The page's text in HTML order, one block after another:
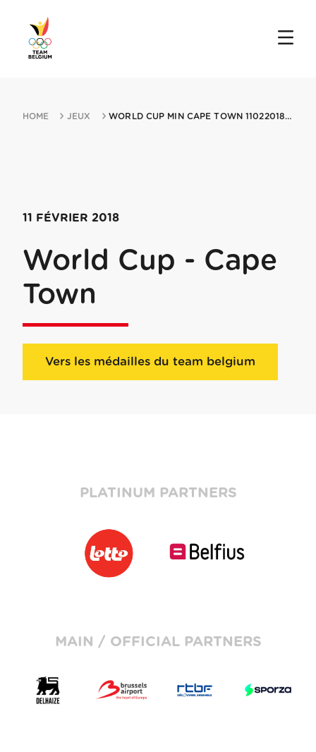
HOME JEUX WORLD CUP MIN CAPE TOWN 11022018 CAPE TOWN
11 FÉVRIER 2018
World Cup - Cape
Town
Vers les médailles du team belgium
PLATINUM PARTNERS
MAIN / OFFICIAL PARTNERS